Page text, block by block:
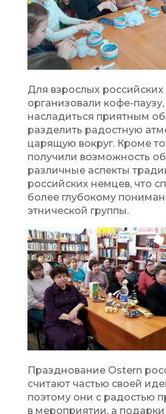
Для взрослых
организовали кофе-
насладиться приятным
разделить радостную
царящую вокруг. Кроме
получили возможность
различные аспекты
российских немцев, что
более глубокому
этнической группы.
Празднование Ostern
считают частью своей
поэтому они с радостью
в мероприятии, а